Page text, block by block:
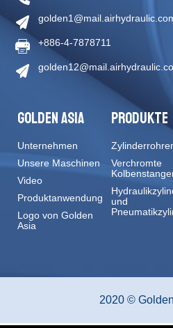
+886-4-7878711
GOLDEN ASIA
Unternehmen
Unsere Maschinen
Video
Produktanwendung
Logo von Golden
Asia
PRODUKTE
Verchromte
und
2020 ©